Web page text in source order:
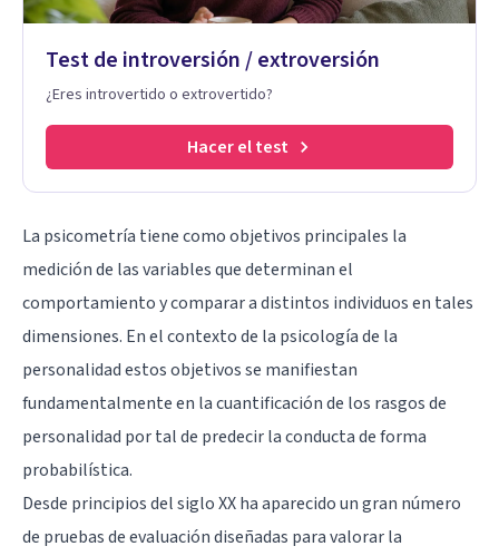
Test de introversión / extroversión
¿Eres introvertido o extrovertido?
Hacer el test
La psicometría tiene como objetivos principales la
medición de las variables que determinan el
comportamiento y comparar a distintos individuos en tales
dimensiones. En el contexto de la psicología de la
personalidad estos objetivos se manifiestan
fundamentalmente en la cuantificación de los rasgos de
personalidad por tal de predecir la conducta de forma
probabilística.
Desde principios del siglo XX ha aparecido un gran número
de pruebas de evaluación diseñadas para valorar la